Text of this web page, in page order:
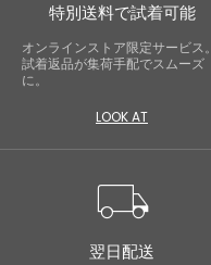
特別送料で試着可能
オンラインストア限定サービス。
試着返品が集荷手配でスムーズ
に。
LOOK AT
local_shipping
翌日配送